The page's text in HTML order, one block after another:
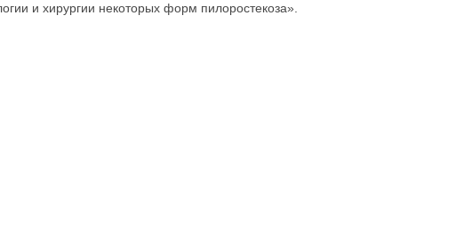
и хирургии некоторых форм пилоростекоза».